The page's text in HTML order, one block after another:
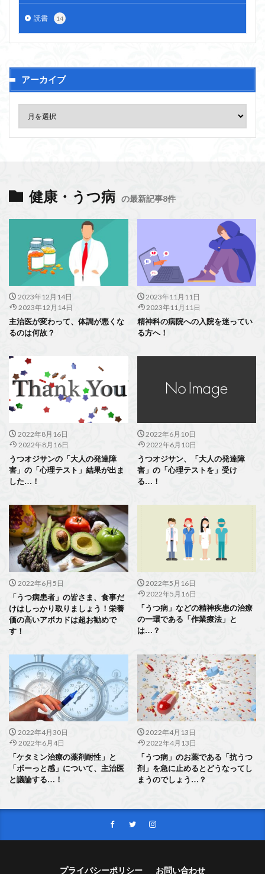
読書 14
アーカイブ
健康・うつ病 の最新記事8件
2023年12月14日
2023年12月14日
主治医が変わって、体調が悪くな
るのは何故？
2023年11月11日
2023年11月11日
精神科の病院への入院を迷ってい
る方へ！
2022年8月16日
2022年8月16日
うつオジサンの「大人の発達障
害」の「心理テスト」結果が出ま
した…！
2022年6月10日
2022年6月10日
うつオジサン、「大人の発達障
害」の「心理テストを」受け
る…！
2022年6月5日
「うつ病患者」の皆さま、食事だ
けはしっかり取りましょう！栄養
価の高いアボカドは超お勧めで
す！
2022年5月16日
2022年5月16日
「うつ病」などの精神疾患の治療
の一環である「作業療法」と
は…？
2022年4月30日
2022年6月4日
「ケタミン治療の薬剤耐性」と
「ボーっと感」について、主治医
と議論する…！
2022年4月13日
2022年4月13日
「うつ病」のお薬である「抗うつ
剤」を急に止めるとどうなってし
まうのでしょう…？
プライバシーポリシー お問い合わせ